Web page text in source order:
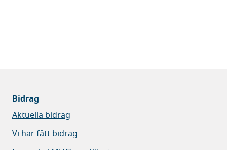
Bidrag
Aktuella bidrag
Vi har fått bidrag